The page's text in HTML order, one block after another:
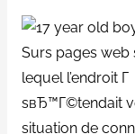
Surs pages
lequel l’endroit
sвЂ™Г©tendait
situation de